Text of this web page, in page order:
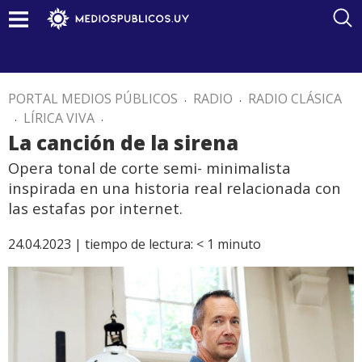
PORTAL MEDIOS PÚBLICOS . RADIO . RADIO CLÁSICA
. LÍRICA VIVA .
La canción de la sirena
Opera tonal de corte semi- minimalista
inspirada en una historia real relacionada con
las estafas por internet.
24.04.2023 | tiempo de lectura: < 1 minuto